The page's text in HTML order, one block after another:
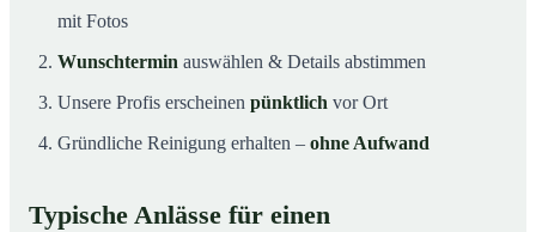
mit Fotos
Wunschtermin auswählen & Details abstimmen
Unsere Profis erscheinen pünktlich vor Ort
Gründliche Reinigung erhalten – ohne Aufwand
Typische Anlässe für einen